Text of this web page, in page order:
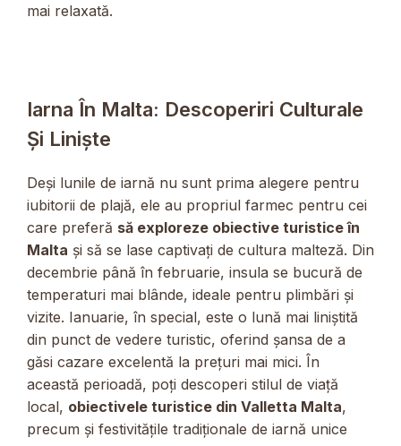
mai relaxată.
Iarna În Malta: Descoperiri Culturale
Și Liniște
Deși lunile de iarnă nu sunt prima alegere pentru
iubitorii de plajă, ele au propriul farmec pentru cei
care preferă să exploreze obiective turistice în
Malta și să se lase captivați de cultura malteză. Din
decembrie până în februarie, insula se bucură de
temperaturi mai blânde, ideale pentru plimbări și
vizite. Ianuarie, în special, este o lună mai liniștită
din punct de vedere turistic, oferind șansa de a
găsi cazare excelentă la prețuri mai mici. În
această perioadă, poți descoperi stilul de viață
local, obiectivele turistice din Valletta Malta,
precum și festivitățile tradiționale de iarnă unice